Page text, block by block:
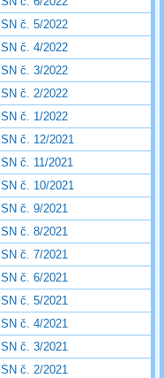
SN č. 5/2022
SN č. 4/2022
SN č. 3/2022
SN č. 2/2022
SN č. 1/2022
SN č. 12/2021
SN č. 11/2021
SN č. 10/2021
SN č. 9/2021
SN č. 8/2021
SN č. 7/2021
SN č. 6/2021
SN č. 5/2021
SN č. 4/2021
SN č. 3/2021
SN č. 2/2021